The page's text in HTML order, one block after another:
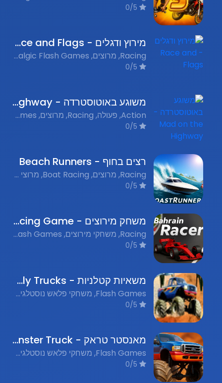
מירוץ ודגלים - Race and Flags
Racing, מרוצים, Nostalgic Flash Games, משחקי פלאש נוסטלגים
משוגע באוטוסטרדה - Mad on the Highway
Action, פעולה, Racing, מרוצים, Flash Games, משחקי פלאש נוסטלגים
רצים בחוף - Beach Runners
Racing, מרוצים, Boat Racing, מרוצי סירות, Nostalgic Flash Games, משחקי פלאש נוסטלגים
משחק מירוצים - Racing Game
Racing, משחקי מירוצים, Flash Games, משחקי פלאש נוסטלגים
משאיות קטלניות - Deadly Trucks
Flash Games, משחקי פלאש נוסטלגים, Racing, מרוצים
מאנסטר טראק - Monster Truck
Flash Games, משחקי פלאש נוסטלגים, Racing, מרוצים